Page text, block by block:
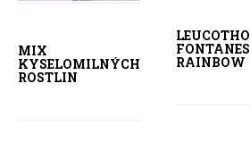
MIX
KYSELOMILNÝCH
ROSTLIN
RAINBOW